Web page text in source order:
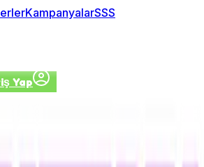
KampanyalarSSS
Yap